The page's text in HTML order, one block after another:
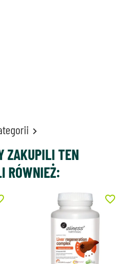

ZAKUPILI TEN
RÓWNIEŻ:
favorite_border